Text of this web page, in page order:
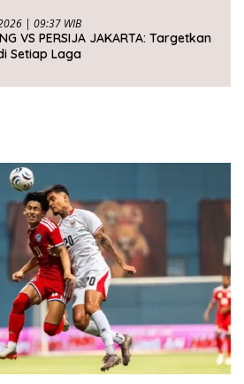
| 09:37 WIB
VS PERSIJA JAKARTA: Targetkan
Setiap Laga